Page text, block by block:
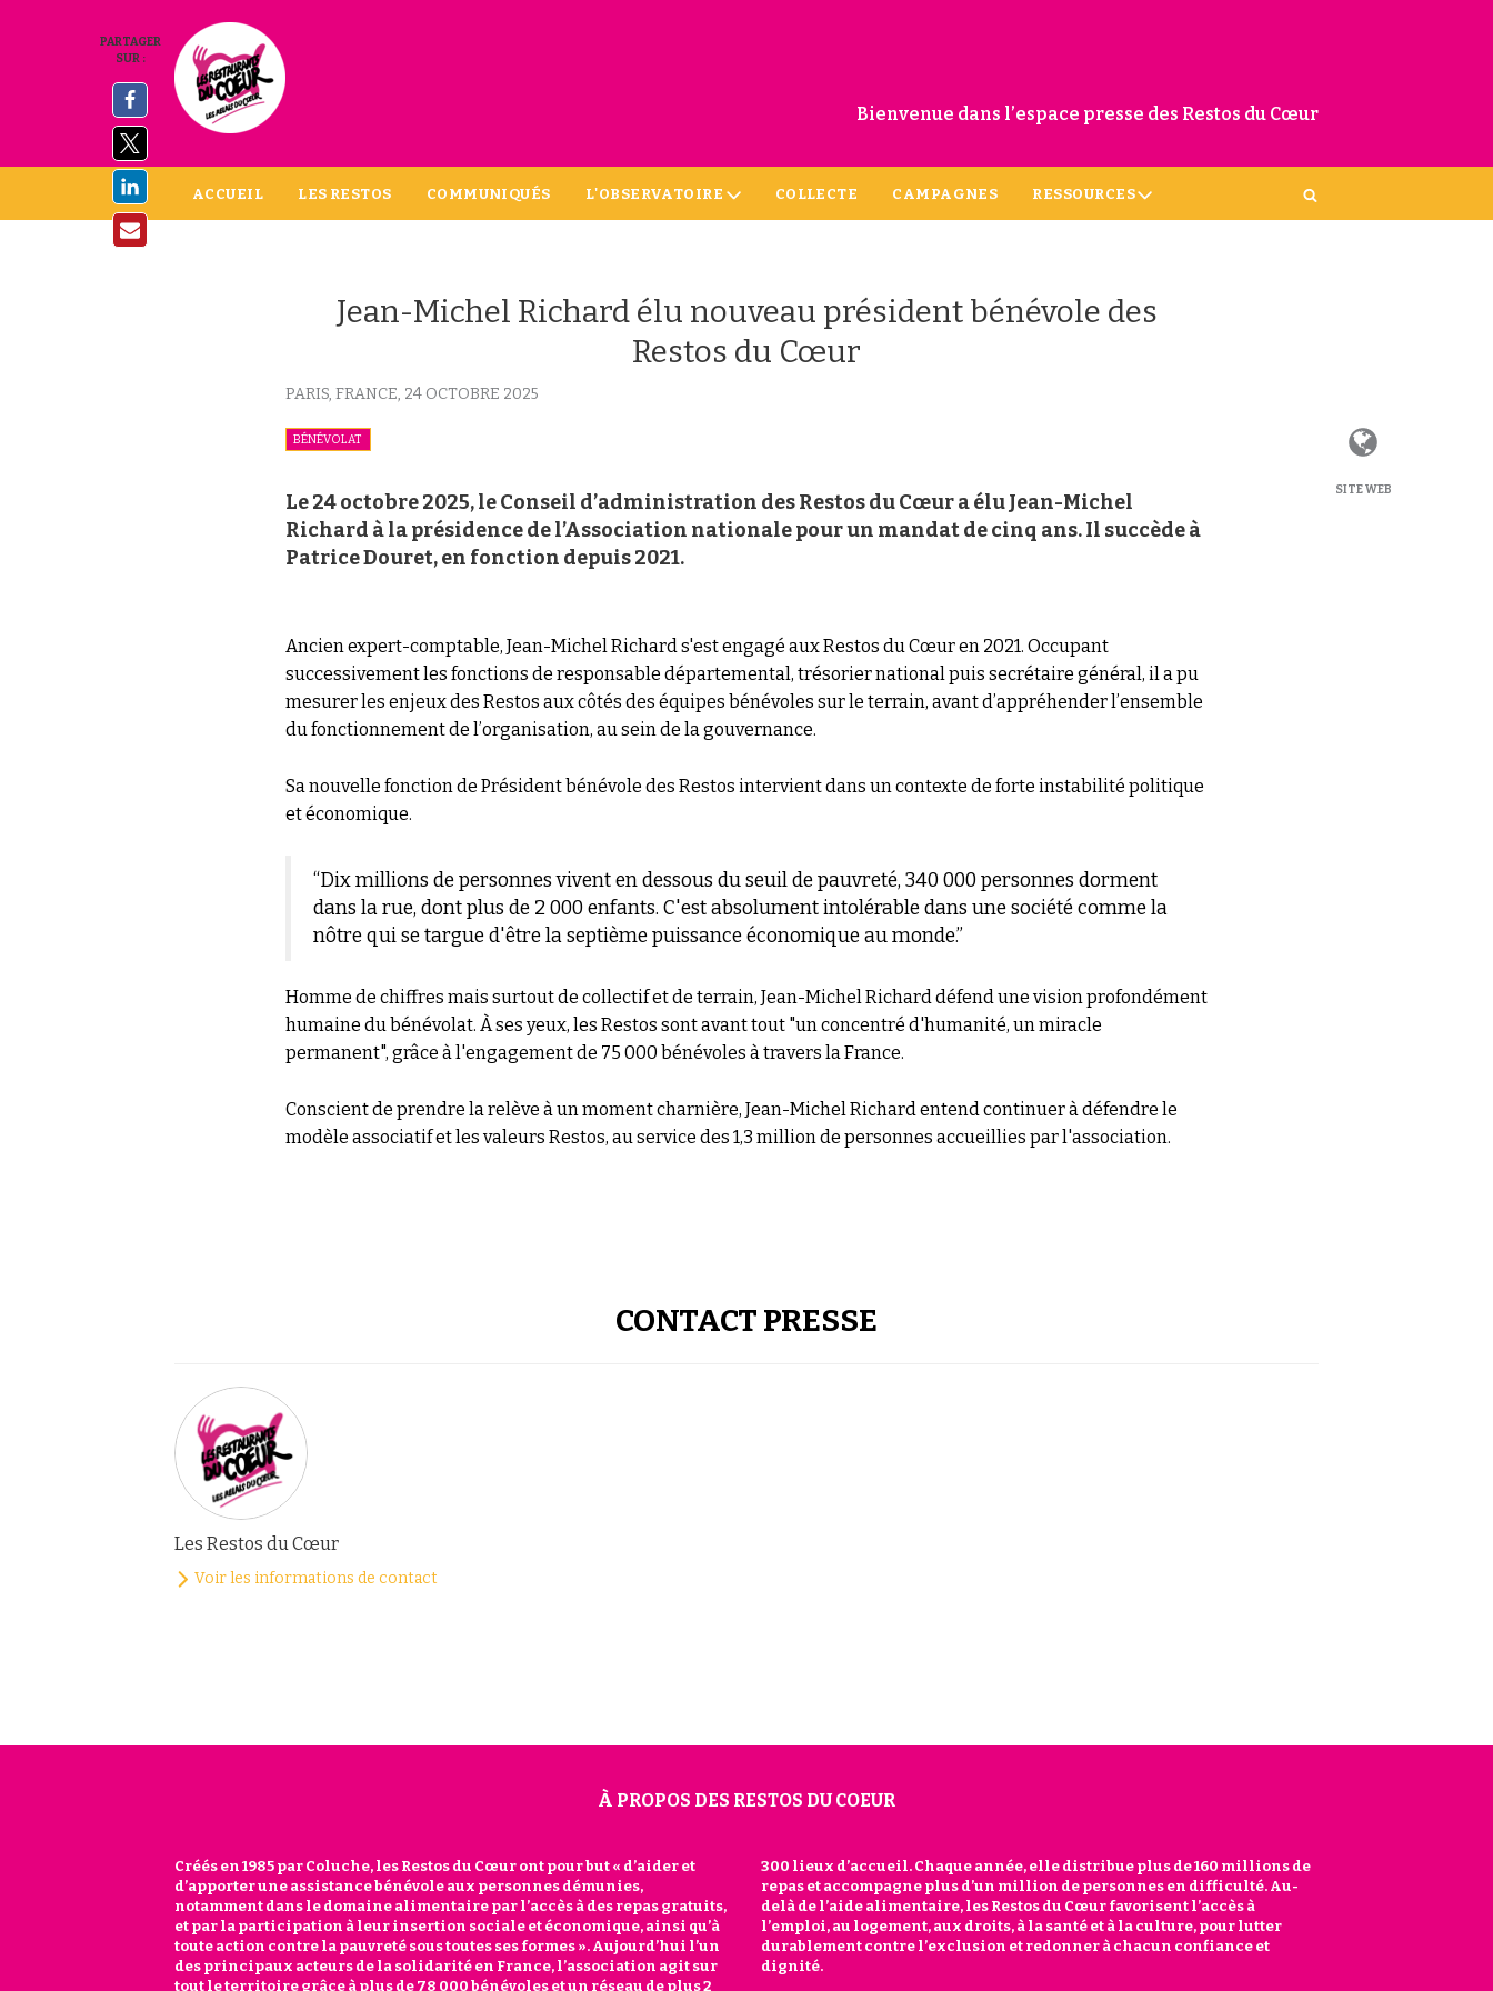
Bienvenue dans l’espace presse des Restos du Cœur
ACCUEIL LES RESTOS COMMUNIQUÉS L'OBSERVATOIRE COLLECTE CAMPAGNES RESSOURCES
Jean-Michel Richard élu nouveau président bénévole des
Restos du Cœur
PARIS, FRANCE, 24 OCTOBRE 2025
BÉNÉVOLAT
Le 24 octobre 2025, le Conseil d’administration des Restos du Cœur a élu Jean-Michel
Richard à la présidence de l’Association nationale pour un mandat de cinq ans. Il succède à
Patrice Douret, en fonction depuis 2021.
PARTAGER
SUR :
SITE WEB
Ancien expert-comptable, Jean-Michel Richard s'est engagé aux Restos du Cœur en 2021. Occupant
successivement les fonctions de responsable départemental, trésorier national puis secrétaire général, il a pu
mesurer les enjeux des Restos aux côtés des équipes bénévoles sur le terrain, avant d’appréhender l’ensemble
du fonctionnement de l’organisation, au sein de la gouvernance.
Sa nouvelle fonction de Président bénévole des Restos intervient dans un contexte de forte instabilité politique
et économique.
“Dix millions de personnes vivent en dessous du seuil de pauvreté, 340 000 personnes dorment
dans la rue, dont plus de 2 000 enfants. C'est absolument intolérable dans une société comme la
nôtre qui se targue d'être la septième puissance économique au monde.”
Homme de chiffres mais surtout de collectif et de terrain, Jean-Michel Richard défend une vision profondément
humaine du bénévolat. Àses yeux, les Restos sont avant tout "un concentré d'humanité, un miracle
permanent", grâce à l'engagement de 75 000 bénévoles à travers la France.
Conscient de prendre la relève à un moment charnière, Jean-Michel Richard entend continuer à défendre le
modèle associatif et les valeurs Restos, au service des 1,3 million de personnes accueillies par l'association.
CONTACT PRESSE
Les Restos du Cœur
Voir les informations de contact
À PROPOS DES RESTOS DU COEUR
Créés en 1985 par Coluche, les Restos du Cœur ont pour but « d’aider et
d’apporter une assistance bénévole aux personnes démunies,
notamment dans le domaine alimentaire par l’accès à des repas gratuits,
et par la participation à leur insertion sociale et économique, ainsi qu’à
toute action contre la pauvreté sous toutes ses formes ». Aujourd’hui l’un
des principaux acteurs de la solidarité en France, l’association agit sur
tout le territoire grâce à plus de 78 000 bénévoles et un réseau de plus 2
300 lieux d’accueil. Chaque année, elle distribue plus de 160 millions de
repas et accompagne plus d’un million de personnes en difficulté. Au-
delà de l’aide alimentaire, les Restos du Cœur favorisent l’accès à
l’emploi, au logement, aux droits, à la santé et à la culture, pour lutter
durablement contre l’exclusion et redonner à chacun confiance et
dignité.